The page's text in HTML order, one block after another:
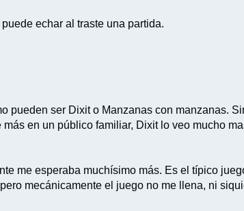
echar al traste una partida.
pueden ser Dixit o Manzanas con manzanas.
en un público familiar, Dixit lo veo mucho
me esperaba muchísimo más. Es el típico
mecánicamente el juego no me llena, ni